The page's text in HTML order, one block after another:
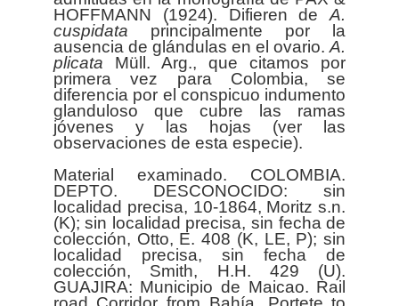
HOFFMANN (1924). Difieren deA.
cuspidata principalmente por la
ausencia de glándulas en el ovario.A.
plicata Müll. Arg., que citamos por
primera vez para Colombia, se
diferencia por el conspicuo indumento
glanduloso que cubre las ramas
jóvenes y las hojas (ver las
observaciones de esta especie).
Material examinado. COLOMBIA.
DEPTO. DESCONOCIDO: sin
localidad precisa, 10-1864, Moritz s.n.
(K); sin localidad precisa, sin fecha de
colección, Otto, E. 408 (K, LE, P); sin
localidad precisa, sin fecha de
colección, Smith, H.H. 429 (U).
GUAJIRA: Municipio de Maicao. Rail